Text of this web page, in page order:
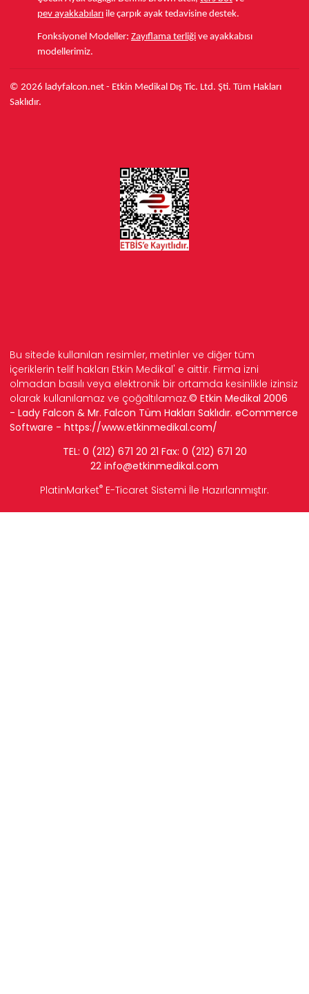
pev ayakkabıları ile çarpık ayak tedavisine destek.
Fonksiyonel Modeller: Zayıflama terliği ve ayakkabısı
modellerimiz.
© 2026 ladyfalcon.net - Etkin Medikal Dış Tic. Ltd. Şti. Tüm Hakları
Saklıdır.
Bu sitede kullanılan resimler, metinler ve diğer tüm
içeriklerin telif hakları Etkin Medikal' e aittir. Firma izni
olmadan basılı veya elektronik bir ortamda kesinlikle izinsiz
olarak kullanılamaz ve çoğaltılamaz.© Etkin Medikal 2006
- Lady Falcon & Mr. Falcon Tüm Hakları Saklıdır. eCommerce
Software - https://www.etkinmedikal.com/
TEL: 0 (212) 671 20 21 Fax: 0 (212) 671 20
22 info@etkinmedikal.com
PlatinMarket® E-Ticaret Sistemi İle Hazırlanmıştır.